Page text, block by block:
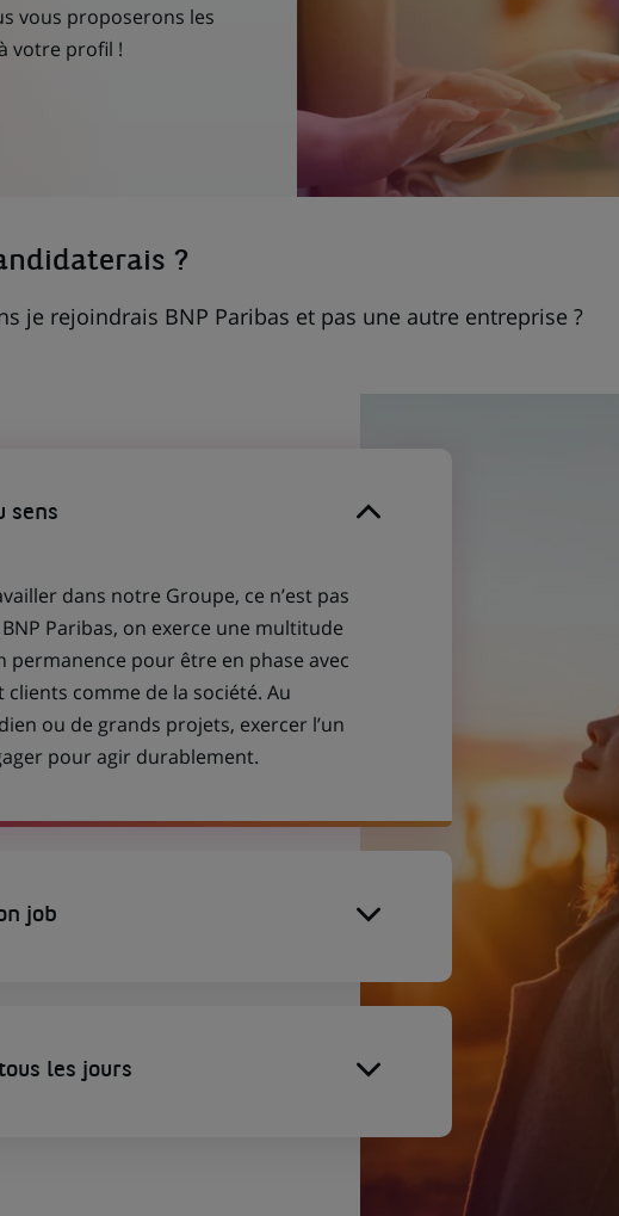
vous proposerons les
votre profil !
?
je rejoindrais BNP Paribas et pas une autre entreprise ?
sens
dans notre Groupe, ce n’est pas
Paribas, on exerce une multitude
permanence pour être en phase avec
comme de la société. Au
ou de grands projets, exercer l’un
pour agir durablement.
job
les jours